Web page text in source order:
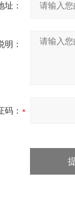
址：
明：
码：